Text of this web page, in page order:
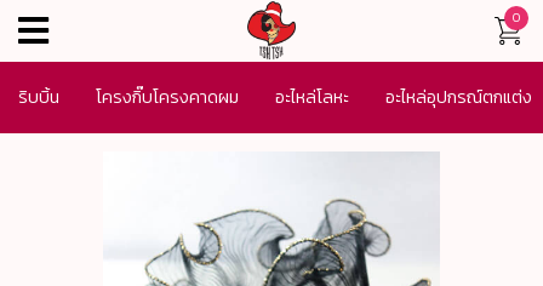
0
menu
ริบบิ้น โครงกิ๊บโครงคาดผม อะไหล่โลหะ อะไหล่อุปกรณ์ตกแต่ง